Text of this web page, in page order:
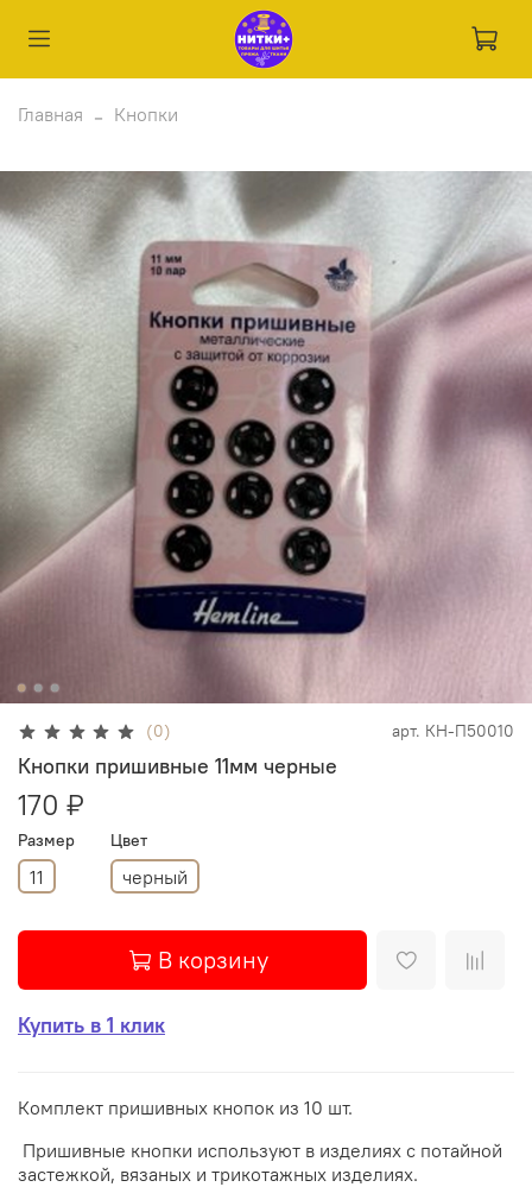
Главная Кнопки
(0) арт. КН-П50010
Кнопки пришивные 11мм черные
170 ₽
Размер
11
Цвет
черный
В корзину
Купить в 1 клик
Комплект пришивных кнопок из 10 шт.
Пришивные кнопки используют в изделиях с потайной
застежкой, вязаных и трикотажных изделиях.